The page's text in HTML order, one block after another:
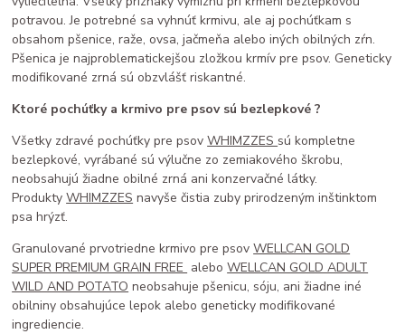
potravou. Je potrebné sa vyhnúť krmivu, ale aj pochúťkam s
obsahom pšenice, raže, ovsa, jačmeňa alebo iných obilných zŕn.
Pšenica je najproblematickejšou zložkou krmív pre psov. Geneticky
modifikované zrná sú obzvlášť riskantné.
Ktoré pochúťky a krmivo pre psov sú bezlepkové ?
Všetky zdravé pochúťky pre psovWHIMZZES sú kompletne
bezlepkové, vyrábané sú výlučne zo zemiakového škrobu,
neobsahujú žiadne obilné zrná ani konzervačné látky.
ProduktyWHIMZZES navyše čistia zuby prirodzeným inštinktom
psa hrýzť.
Granulované prvotriedne krmivo pre psovWELLCAN GOLD
SUPER PREMIUM GRAIN FREE aleboWELLCAN GOLD ADULT
WILD AND POTATO neobsahuje pšenicu, sóju, ani žiadne iné
obilniny obsahujúce lepok alebo geneticky modifikované
ingrediencie.